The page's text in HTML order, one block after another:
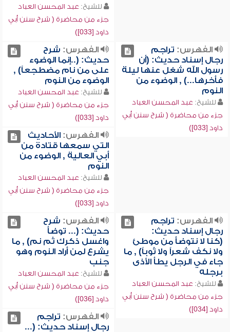
للشيخ: عبد المحسن العباد
جزء من محاضرة ( شرح سنن أبي
داود [033])
الفهرس: تراجم
رجال إسناد حديث: (أن
رسول الله شغل عنها ليلة
فأخرها...) , الوضوء من
النوم
للشيخ: عبد المحسن العباد
جزء من محاضرة ( شرح سنن أبي
داود [033])
الفهرس: شرح
حديث: (..إنما الوضوء
على من نام مضطجعاً) ,
الوضوء من النوم
للشيخ: عبد المحسن العباد
جزء من محاضرة ( شرح سنن أبي
داود [033])
الفهرس:الأحاديث
التي سمعها قتادة من
أبي العالية , الوضوء من
النوم
للشيخ: عبد المحسن العباد
جزء من محاضرة ( شرح سنن أبي
داود [033])
الفهرس: تراجم
رجال إسناد حديث:
(كنا لا نتوضأ من موطئ
ولا نكف شعراً ولا ثوباً) , ما
جاء في الرجل يطأ الأذى
برجله
للشيخ: عبد المحسن العباد
جزء من محاضرة ( شرح سنن أبي
داود [034])
الفهرس: شرح
حديث: (... توضأ
واغسل ذكرك ثم نم) , ما
يشرع لمن أراد النوم وهو
جنب
للشيخ: عبد المحسن العباد
جزء من محاضرة ( شرح سنن أبي
داود [036])
الفهرس: تراجم
رجال إسناد حديث: (...